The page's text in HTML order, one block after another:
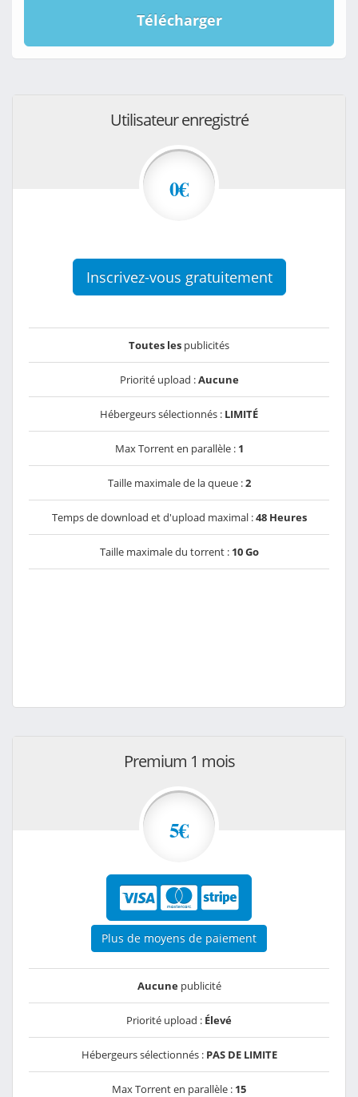
Télécharger
Utilisateur enregistré
0€
Inscrivez-vous gratuitement
Toutes les publicités
Priorité upload :Aucune
Hébergeurs sélectionnés : LIMITÉ
Max Torrent en parallèle : 1
Taille maximale de la queue :2
Temps de download et d'upload maximal :48 Heures
Taille maximale du torrent : 10 Go
Premium 1 mois
5€
Plus de moyens de paiement
Aucunepublicité
Priorité upload : Élevé
Hébergeurs sélectionnés : PAS DE LIMITE
Max Torrent en parallèle : 15